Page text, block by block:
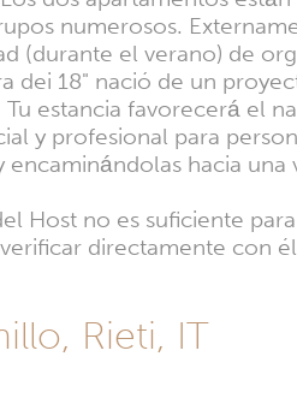
numerosos.
(durante el verano) de
dei 18" nació de un
estancia favorecerá el
y profesional para
hacia
no es suficiente
directamente con
Rieti, IT